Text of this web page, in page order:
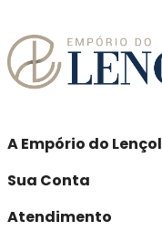
A Empório do Lençol
Sua Conta
Atendimento